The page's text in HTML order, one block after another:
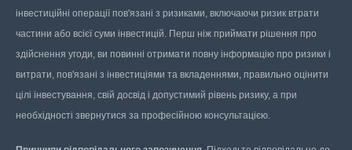
інвестиційні операції пов'язані з ризиками, включаючи ризик втрати
частини або всієї суми інвестицій. Перш ніж приймати рішення про
здійснення угоди, ви повинні отримати повну інформацію про ризики і
витрати, пов'язані з інвестиціями та вкладеннями, правильно оцінити
цілі інвестування, свій досвід і допустимий рівень ризику, а при
необхідності звернутися за професійною консультацією.